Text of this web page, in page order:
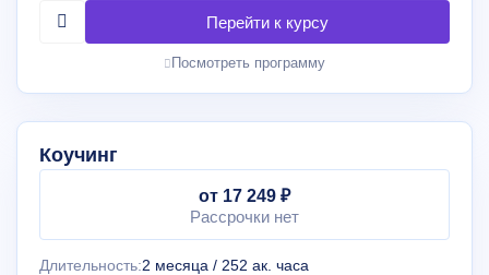
Посмотреть программу
Коучинг
от 17 249 ₽
Рассрочки нет
Длительность:2 месяца / 252 ак. часа